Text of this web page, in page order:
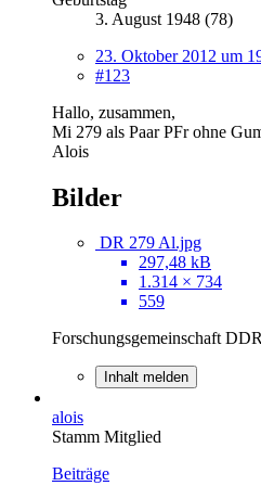
3. August 1948 (78)
23. Oktober 2012 um
#123
Hallo, zusammen,
Mi 279 als Paar PFr ohne
Alois
Bilder
DR 279 Al.jpg
297,48 kB
1.314 × 734
559
Forschungsgemeinschaft
Inhalt melden
alois
Stamm Mitglied
Beiträge